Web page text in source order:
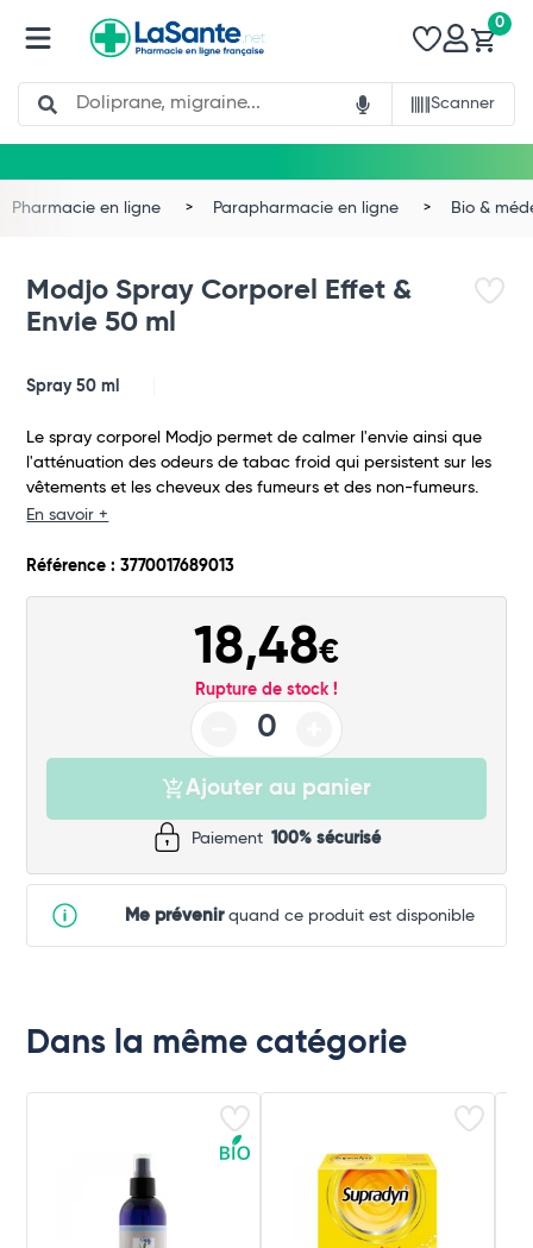
Search
Scanner
0
Total
Commander
Pharmacie en ligne Parapharmacie en ligne Bio &
Modjo Spray Corporel Effet &
Envie 50 ml
Spray 50 ml
Le spray corporel Modjo permet de calmer l'envie ainsi que
l'atténuation des odeurs de tabac froid qui persistent sur les
vêtements et les cheveux des fumeurs et des non-fumeurs.
En savoir +
Référence : 3770017689013
18,48€
Rupture de stock !
Ajouter au panier
Paiement 100% sécurisé
Me prévenirquand ce produit est disponible
Dans la même catégorie